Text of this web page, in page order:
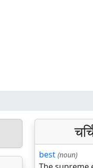
best (noun)